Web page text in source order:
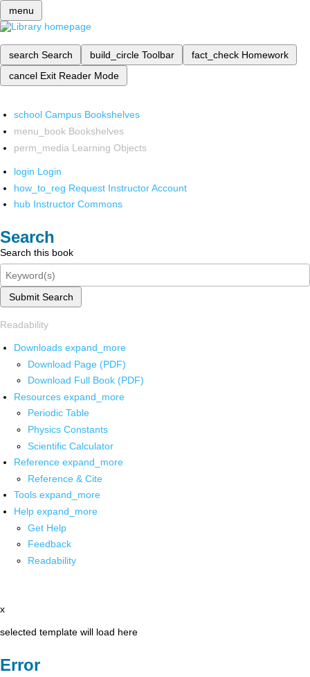
menu
search Search build_circle Toolbar fact_check Homework
cancel Exit Reader Mode
school Campus Bookshelves
menu_book Bookshelves
perm_media Learning Objects
login Login
how_to_reg Request Instructor Account
hub Instructor Commons
Search
Search this book
Submit Search
Readability
Downloads expand_more
Download Page (PDF)
Download Full Book (PDF)
Resources expand_more
Periodic Table
Physics Constants
Scientific Calculator
Reference expand_more
Reference & Cite
Tools expand_more
Help expand_more
Get Help
Feedback
Readability
x
selected template will load here
Error